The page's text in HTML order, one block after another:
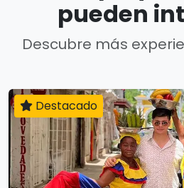
pueden
Descubre más
Destacado